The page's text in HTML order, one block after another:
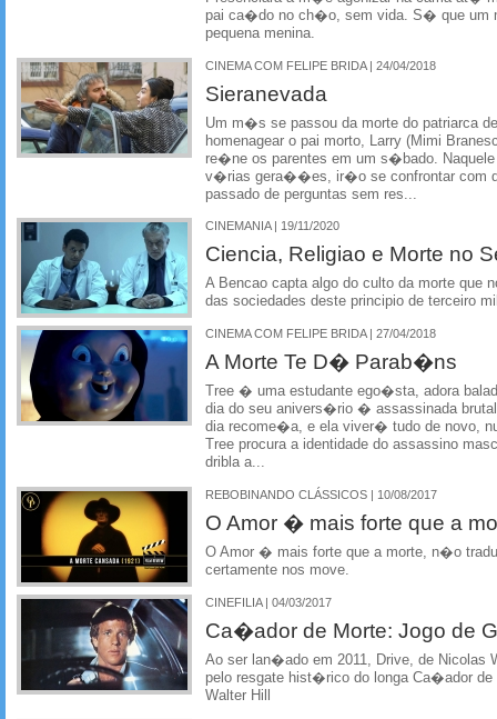
pai ca�do no ch�o, sem vida. S� que um
pequena menina.
CINEMA COM FELIPE BRIDA | 24/04/2018
Sieranevada
Um m�s se passou da morte do patriarca
homenagear o pai morto, Larry (Mimi
re�ne os parentes em um s�bado.
v�rias gera��es, ir�o se confrontar com
passado de perguntas sem res...
CINEMANIA | 19/11/2020
Ciencia, Religiao e Morte no
A Bencao capta algo do culto da morte que
das sociedades deste principio de terceiro
CINEMA COM FELIPE BRIDA | 27/04/2018
A Morte Te D� Parab�ns
Tree � uma estudante ego�sta, adora
dia do seu anivers�rio � assassinada
dia recome�a, e ela viver� tudo de novo,
Tree procura a identidade do assassino
dribla a...
REBOBINANDO CLÁSSICOS | 10/08/2017
O Amor � mais forte que a
O Amor � mais forte que a morte, n�o
certamente nos move.
CINEFILIA | 04/03/2017
Ca�ador de Morte: Jogo de
Ao ser lan�ado em 2011, Drive, de Nicolas
pelo resgate hist�rico do longa Ca�ador de
Walter Hill